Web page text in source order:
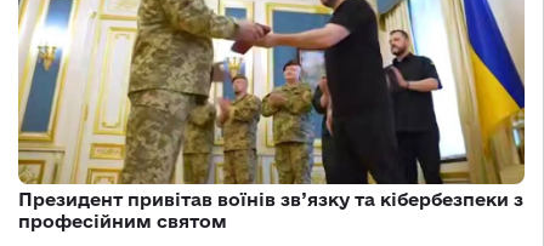
Президент привітав воїнів зв’язку та кібербезпеки з
професійним святом